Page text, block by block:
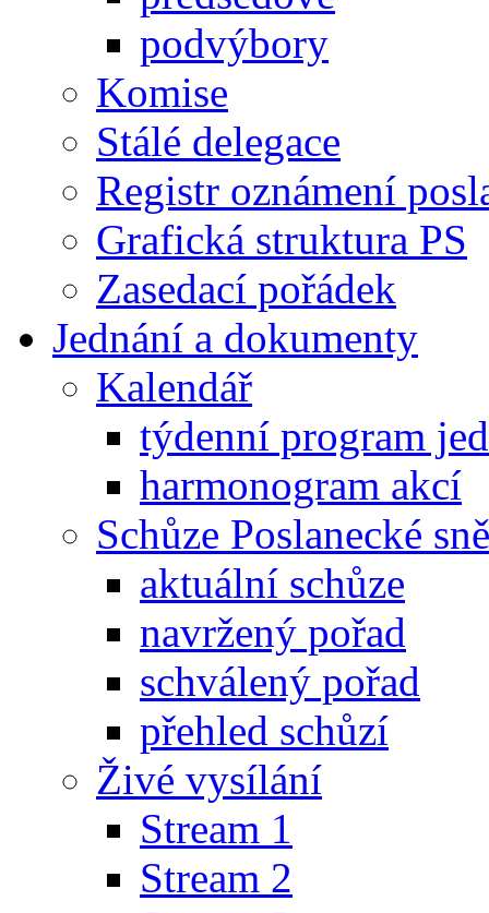
podvýbory
Komise
Stálé delegace
Registr oznámení
Grafická struktura PS
Zasedací pořádek
Jednání a dokumenty
Kalendář
týdenní program
harmonogram akcí
Schůze Poslanecké
aktuální schůze
navržený pořad
schválený pořad
přehled schůzí
Živé vysílání
Stream 1
Stream 2